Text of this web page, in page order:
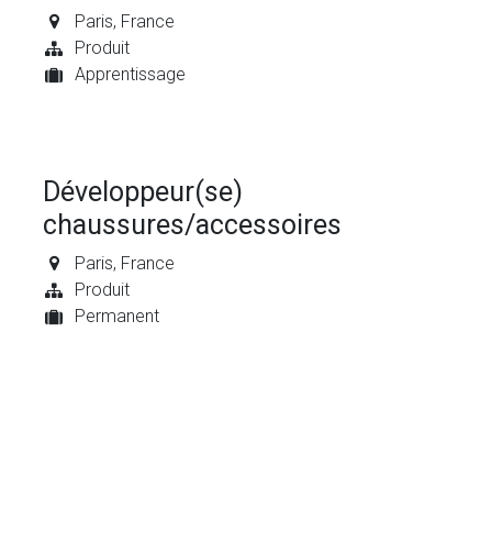
Paris, France
Produit
Apprentissage
Développeur(se)
chaussures/accessoires
Paris, France
Produit
Permanent